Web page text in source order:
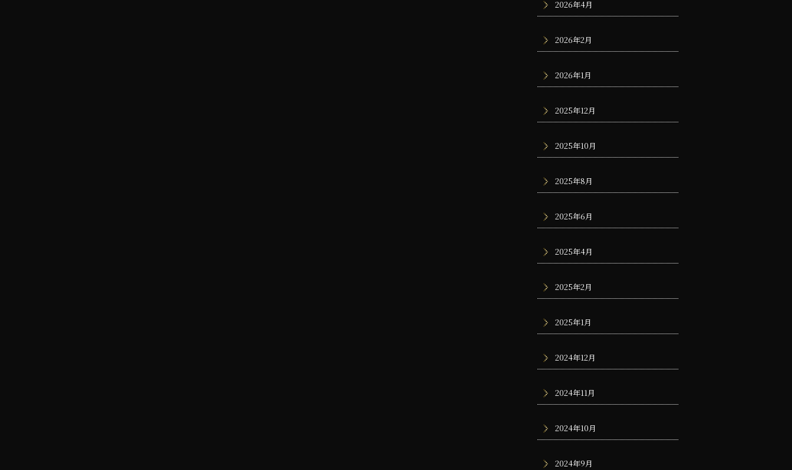
2026年4月
2026年2月
2026年1月
2025年12月
2025年10月
2025年8月
2025年6月
2025年4月
2025年2月
2025年1月
2024年12月
2024年11月
2024年10月
2024年9月